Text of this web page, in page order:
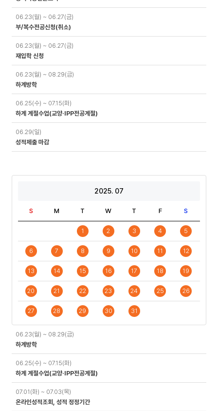
06.23(월) ~ 06.27(금)
부/복수전공신청(취소)
06.23(월) ~ 06.27(금)
재입학 신청
06.23(월) ~ 08.29(금)
하계방학
06.25(수) ~ 07.15(화)
하계 계절수업(교양·IPP전공계절)
06.29(일)
성적제출 마감
2025. 07
S M T W T F S
1 2 3 4 5
6 7 8 9 10 11 12
13 14 15 16 17 18 19
20 21 22 23 24 25 26
27 28 29 30 31
06.23(월) ~ 08.29(금)
하계방학
06.25(수) ~ 07.15(화)
하계 계절수업(교양·IPP전공계절)
07.01(화) ~ 07.03(목)
온라인성적조회, 성적 정정기간